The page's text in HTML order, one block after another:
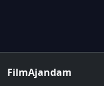
FilmAjandam